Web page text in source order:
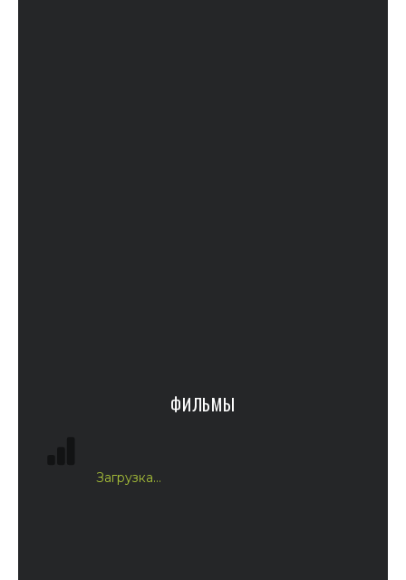
ФИЛЬМЫ
Загрузка...